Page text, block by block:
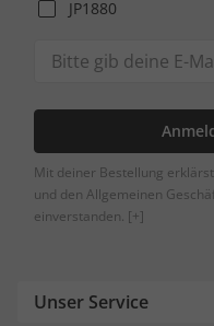
JP1880
Mit deiner Bestellung
und den Allgemeinen
einverstanden. [+]
Unser Service